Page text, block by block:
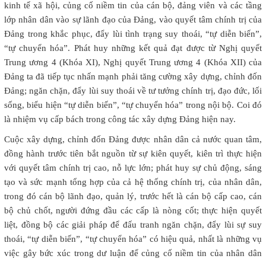
kinh tế xã hội, củng cố niềm tin của cán bộ, đảng viên và các tầng
lớp nhân dân vào sự lãnh đạo của Đảng, vào quyết tâm chính trị của
Đảng trong khắc phục, đẩy lùi tình trạng suy thoái, “tự diễn biến”,
“tự chuyển hóa”. Phát huy những kết quả đạt được từ Nghị quyết
Trung ương 4 (Khóa XI), Nghị quyết Trung ương 4 (Khóa XII) của
Đảng ta đã tiếp tục nhấn mạnh phải tăng cường xây dựng, chỉnh đốn
Đảng; ngăn chặn, đẩy lùi suy thoái về tư tưởng chính trị, đạo đức, lối
sống, biểu hiện “tự diễn biến”, “tự chuyển hóa” trong nội bộ. Coi đó
là nhiệm vụ cấp bách trong công tác xây dựng Đảng hiện nay.
Cuộc xây dựng, chỉnh đốn Đảng được nhân dân cả nước quan tâm,
đồng hành trước tiên bắt nguồn từ sự kiên quyết, kiên trì thực hiện
với quyết tâm chính trị cao, nỗ lực lớn; phát huy sự chủ động, sáng
tạo và sức mạnh tổng hợp của cả hệ thống chính trị, của nhân dân,
trong đó cán bộ lãnh đạo, quản lý, trước hết là cán bộ cấp cao, cán
bộ chủ chốt, người đứng đầu các cấp là nòng cốt; thực hiện quyết
liệt, đồng bộ các giải pháp để đấu tranh ngăn chặn, đẩy lùi sự suy
thoái, “tự diễn biến”, “tự chuyển hóa” có hiệu quả, nhất là những vụ
việc gây bức xúc trong dư luận để củng cố niềm tin của nhân dân